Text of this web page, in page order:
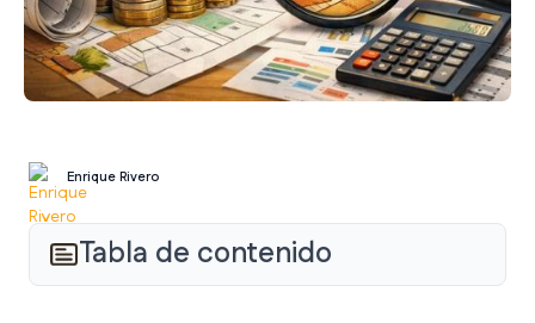
Enrique Rivero
Tabla de contenido